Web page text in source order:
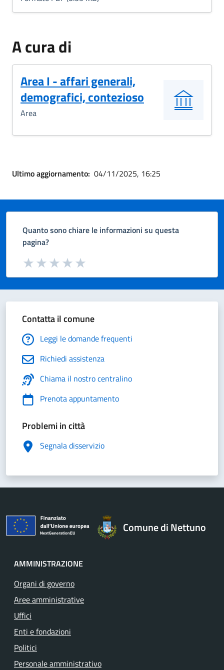
A cura di
Area I - affari generali,
demografici, contezioso
Area
Ultimo aggiornamento: 04/11/2025, 16:25
Quanto sono chiare le informazioni su questa
pagina?
Valuta da 1 a 5 stelle la pagina
Valuta 5 stelle su 5
Valuta 4 stelle su 5
Valuta 3 stelle su 5
Valuta 2 stelle su 5
Valuta 1 stelle su 5
Contatta il comune
Leggi le domande frequenti
Richiedi assistenza
Chiama il nostro centralino
Prenota appuntamento
Problemi in città
Segnala disservizio
Comune di Nettuno
AMMINISTRAZIONE
Organi di governo
Aree amministrative
Uffici
Enti e fondazioni
Politici
Personale amministrativo